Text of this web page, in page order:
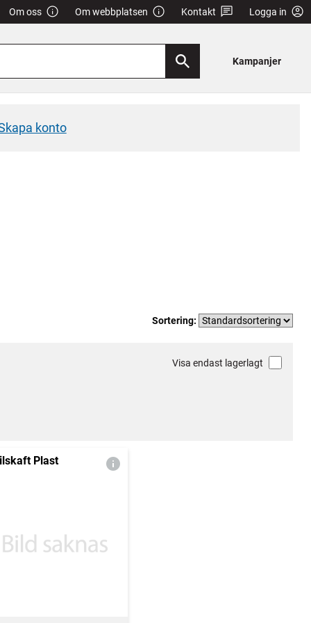
Om oss Om webbplatsen Kontakt Logga in
Kampanjer
konto
Sortering:
Visa endast lagerlagt
Plast